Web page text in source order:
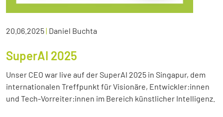
20.06.2025| Daniel Buchta
SuperAI 2025
Unser CEO war live auf der SuperAI 2025 in Singapur, dem
internationalen Treffpunkt für Visionäre, Entwickler:innen
und Tech-Vorreiter:innen im Bereich künstlicher Intelligenz.